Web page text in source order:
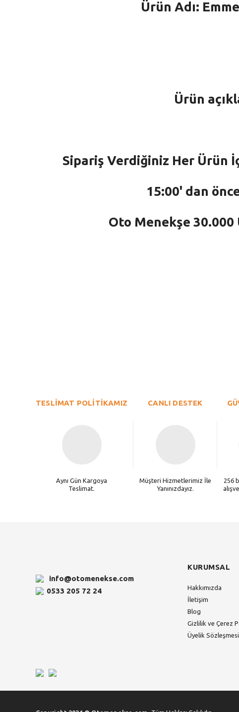
Ürün Adı:
Ürün
Sipariş Verdiğiniz Her Ürün
15:00' dan
Oto Menekşe
Ürün açıklamasında eksik bilgiler bulunuyor.
TESLİMAT POLİTİKAMIZ
Aynı Gün Kargoya
Teslimat.
CANLI DESTEK
Müşteri Hizmetlerimiz İle
Yanınızdayız.
256
info@otomenekse.com
0533 205 72 24
KURUMSAL
Hakkımızda
İletişim
Blog
Gizlilik ve Çerez
Üyelik Sözleşmesi